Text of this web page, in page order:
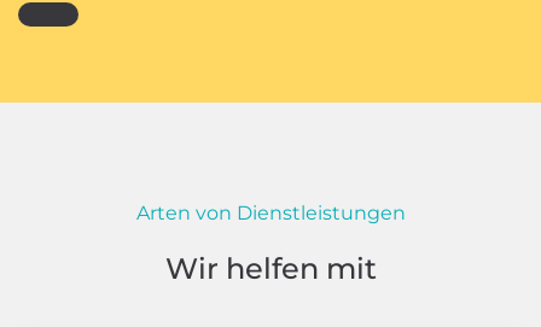
Arten von Dienstleistungen
Wir helfen mit